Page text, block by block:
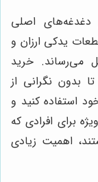
دغدغه‌های اصلی
یدکی ارزان و
می‌رساند. خرید
بدون نگرانی از
استفاده کنید و
برای افرادی که
اهمیت زیادی